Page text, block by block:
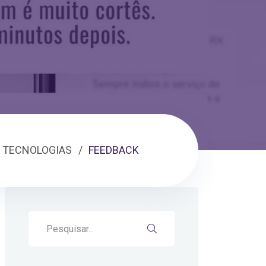
TECNOLOGIAS FEEDBACK